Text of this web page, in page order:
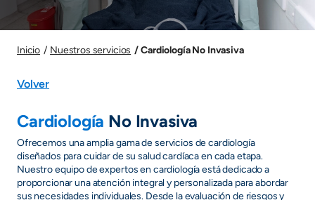
Inicio Nuestros servicios Cardiología No Invasiva
Volver
Cardiología No Invasiva
Ofrecemos una amplia gama de servicios de cardiología
diseñados para cuidar de su salud cardíaca en cada etapa.
Nuestro equipo de expertos en cardiología está dedicado a
proporcionar una atención integral y personalizada para abordar
sus necesidades individuales. Desde la evaluación de riesgos y